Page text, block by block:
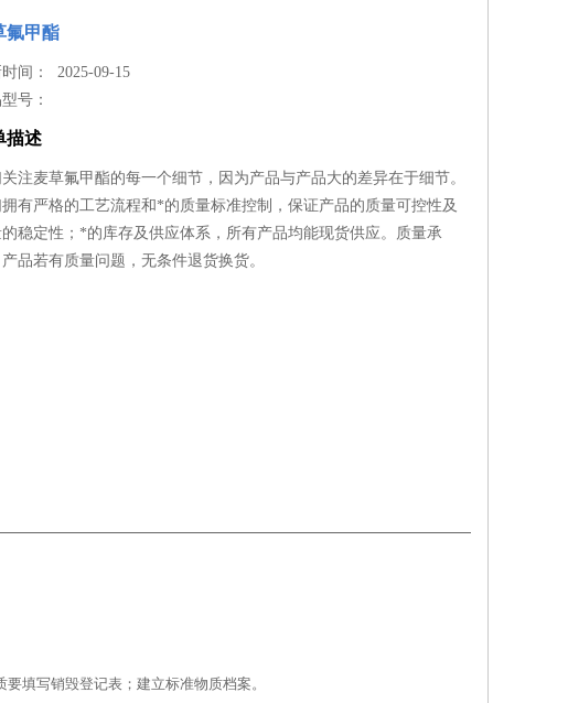
氟甲酯
间： 2025-09-15
型号：
描述
注麦草氟甲酯的每一个细节，因为产品与产品大的差异在于细节。
有严格的工艺流程和*的质量标准控制，保证产品的质量可控性及
稳定性；*的库存及供应体系，所有产品均能现货供应。质量承
品若有质量问题，无条件退货换货。
填写销毁登记表；建立标准物质档案。